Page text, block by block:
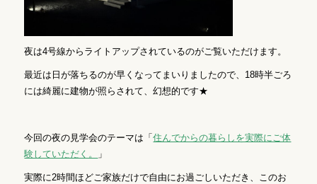
夜は4号線からライトアップされているのがご覧いただけます。
最近は日が落ちるのが早くなってまいりましたので、18時半ごろ
には綺麗に建物が照らされて、幻想的です★
今回の夜の見学会のテーマは「住んでからの暮らしを実際にご体
験していただく。
」
実際に2時間ほどご家族だけで自由にお過ごしいただき、このお